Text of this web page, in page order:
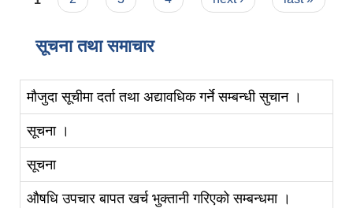
सूचना तथा समाचार
मौजुदा सूचीमा दर्ता तथा अद्यावधिक गर्ने सम्बन्धी सुचान ।
सूचना ।
सूचना
औषधि उपचार बापत खर्च भुक्तानी गरिएको सम्बन्धमा ।